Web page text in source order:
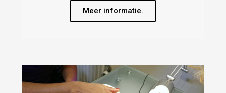
Meer informatie.